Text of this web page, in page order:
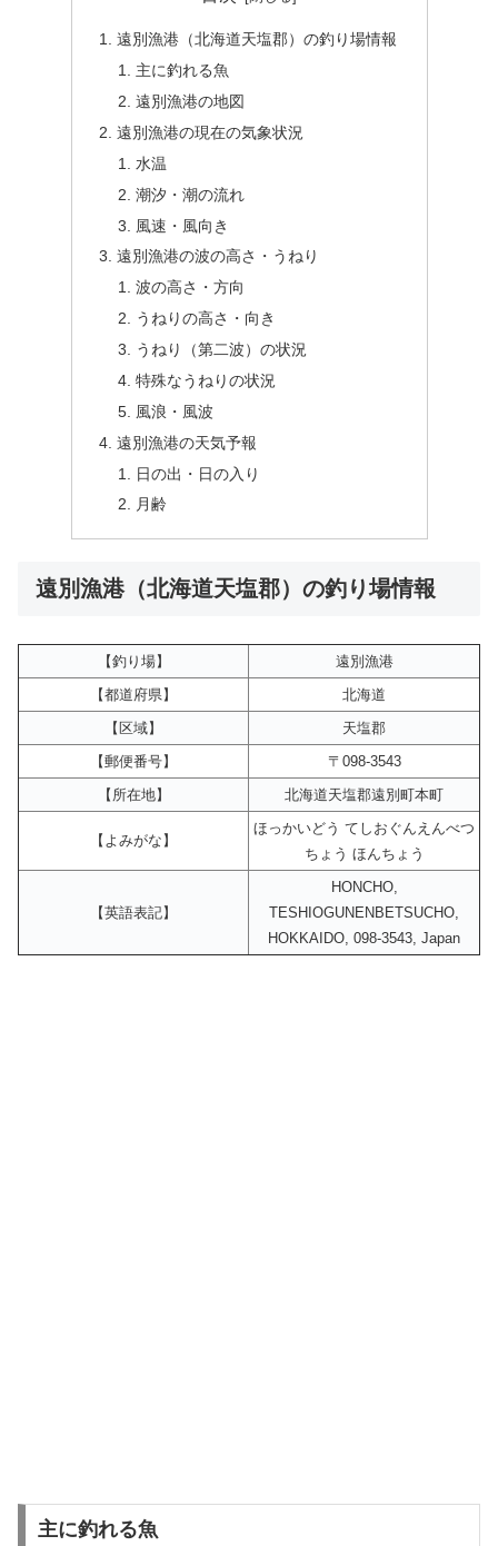
遠別漁港（北海道天塩郡）の釣り場情報
主に釣れる魚
遠別漁港の地図
遠別漁港の現在の気象状況
水温
潮汐・潮の流れ
風速・風向き
遠別漁港の波の高さ・うねり
波の高さ・方向
うねりの高さ・向き
うねり（第二波）の状況
特殊なうねりの状況
風浪・風波
遠別漁港の天気予報
日の出・日の入り
月齢
遠別漁港（北海道天塩郡）の釣り場情報
【釣り場】
遠別漁港
【都道府県】
北海道
【区域】
天塩郡
【郵便番号】
〒098-3543
【所在地】
北海道天塩郡遠別町本町
【よみがな】
ほっかいどう てしおぐんえんべつ
ちょう ほんちょう
【英語表記】
HONCHO,
TESHIOGUNENBETSUCHO,
HOKKAIDO, 098-3543, Japan
主に釣れる魚